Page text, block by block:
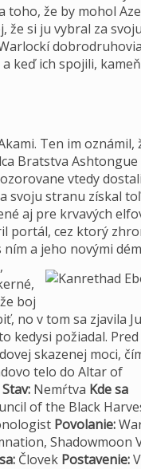
toho, že by mohol
že si ju vybral za svoju
dobrodruhovia
keď ich spojili,
Ten im oznámil,
Bratstva Ashtongue
vtedy
svoju stranu získal
aj pre krvavých
portál, cez ktorý
a jeho novými
boj
no v tom sa zjavila
kedysi požiadal.
skazenej moci,
telo do Altar of
Stav: Nemŕtva Kde sa
of the Black
Povolanie:
Shadowmoon
Človek Postavenie: